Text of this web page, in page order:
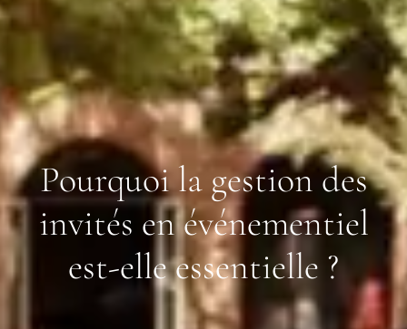
Pourquoi la gestion des
invités en événementiel
est-elle essentielle ?